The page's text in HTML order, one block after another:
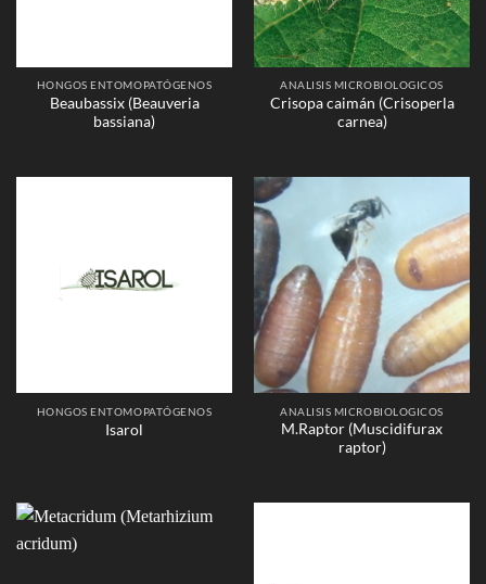
HONGOS ENTOMOPATÓGENOS
Beaubassix (Beauveria
bassiana)
ANALISIS MICROBIOLOGICOS
Crisopa caimán (Crisoperla
carnea)
HONGOS ENTOMOPATÓGENOS
Isarol
ANALISIS MICROBIOLOGICOS
M.Raptor (Muscidifurax
raptor)